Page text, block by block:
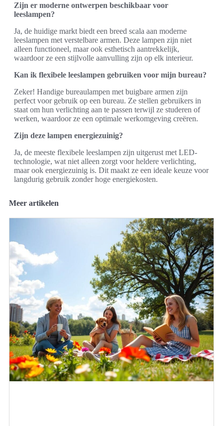
Zijn er moderne ontwerpen beschikbaar voor
leeslampen?
Ja, de huidige markt biedt een breed scala aan moderne
leeslampen met verstelbare armen. Deze lampen zijn niet
alleen functioneel, maar ook esthetisch aantrekkelijk,
waardoor ze een stijlvolle aanvulling zijn op elk interieur.
Kan ik flexibele leeslampen gebruiken voor mijn bureau?
Zeker! Handige bureaulampen met buigbare armen zijn
perfect voor gebruik op een bureau. Ze stellen gebruikers in
staat om hun verlichting aan te passen terwijl ze studeren of
werken, waardoor ze een optimale werkomgeving creëren.
Zijn deze lampen energiezuinig?
Ja, de meeste flexibele leeslampen zijn uitgerust met LED-
technologie, wat niet alleen zorgt voor heldere verlichting,
maar ook energiezuinig is. Dit maakt ze een ideale keuze voor
langdurig gebruik zonder hoge energiekosten.
Meer artikelen